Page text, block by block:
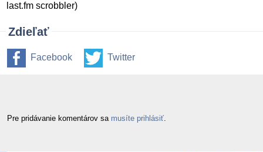
last.fm scrobbler)
Zdieľať
Facebook Twitter
Pre pridávanie komentárov sa musíte prihlásiť